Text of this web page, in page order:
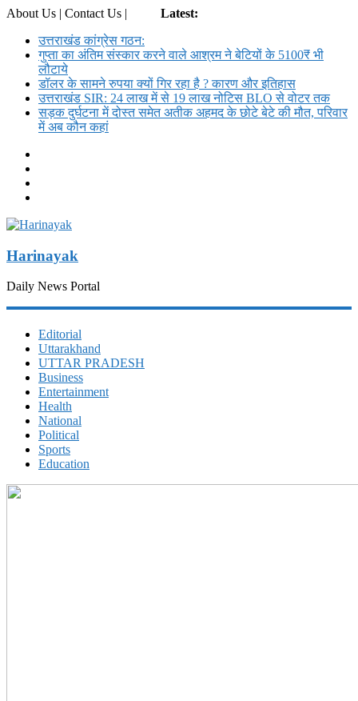
About Us | Contact Us |
Latest:
उत्तराखंड कांग्रेस गठन:
गुप्ता का अंतिम संस्कार करने वाले आश्रम ने बेटियों के 5100₹ भी
लौटाये
डॉलर के सामने रुपया क्यों गिर रहा है ? कारण और इतिहास
उत्तराखंड SIR: 24 लाख में से 19 लाख नोटिस BLO से वोटर तक
सड़क दुर्घटना में दोस्त समेत अतीक अहमद के छोटे बेटे की मौत, परिवार
में अब कौन कहां
Harinayak
Daily News Portal
Editorial
Uttarakhand
UTTAR PRADESH
Business
Entertainment
Health
National
Political
Sports
Education